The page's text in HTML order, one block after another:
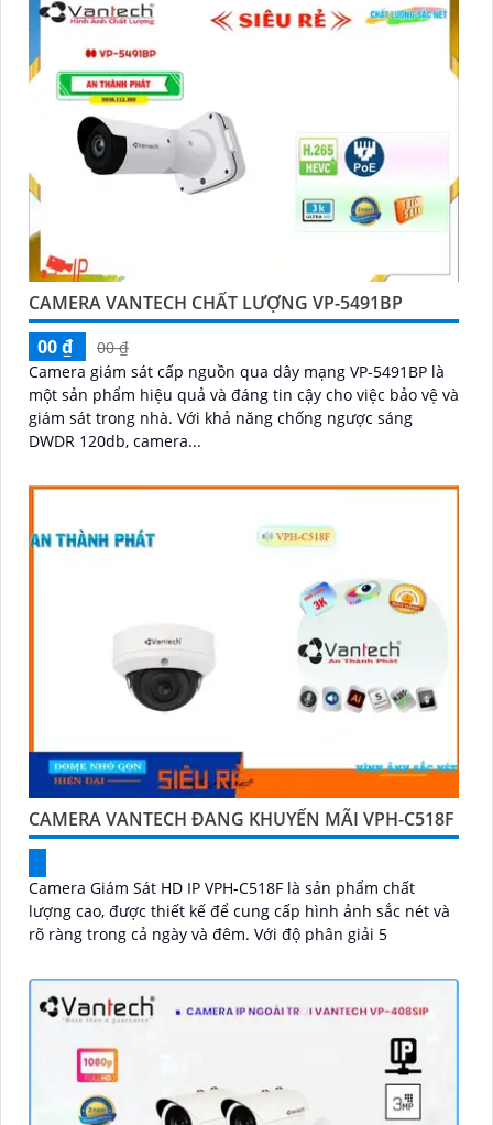
CAMERA VANTECH CHẤT LƯỢNG VP-5491BP
00 ₫
00 ₫
Camera giám sát cấp nguồn qua dây mạng VP-5491BP là
một sản phẩm hiệu quả và đáng tin cậy cho việc bảo vệ và
giám sát trong nhà. Với khả năng chống ngược sáng
DWDR 120db, camera...
CAMERA VANTECH ĐANG KHUYẾN MÃI VPH-C518F
Camera Giám Sát HD IP VPH-C518F là sản phẩm chất
lượng cao, được thiết kế để cung cấp hình ảnh sắc nét và
rõ ràng trong cả ngày và đêm. Với độ phân giải 5